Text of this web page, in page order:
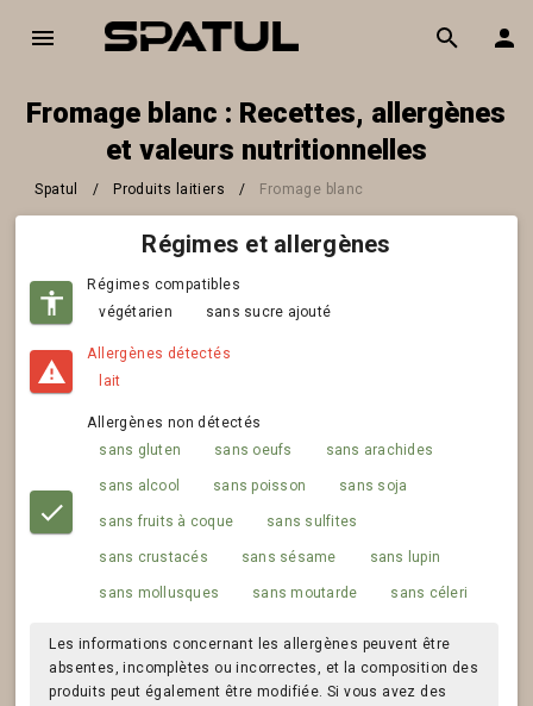
Fromage blanc : Recettes, allergènes
et valeurs nutritionnelles
Spatul / Produits laitiers / Fromage blanc
Régimes et allergènes
Régimes compatibles
végétarien
sans sucre ajouté
Allergènes détectés
lait
Allergènes non détectés
sans gluten
sans oeufs sans arachides
sans alcool sans poisson sans soja
sans fruits à coque sans sulfites
sans crustacés sans sésame sans lupin
sans mollusques sans moutarde sans céleri
Les informations concernant les allergènes peuvent être
absentes, incomplètes ou incorrectes, et la composition des
produits peut également être modifiée. Si vous avez des